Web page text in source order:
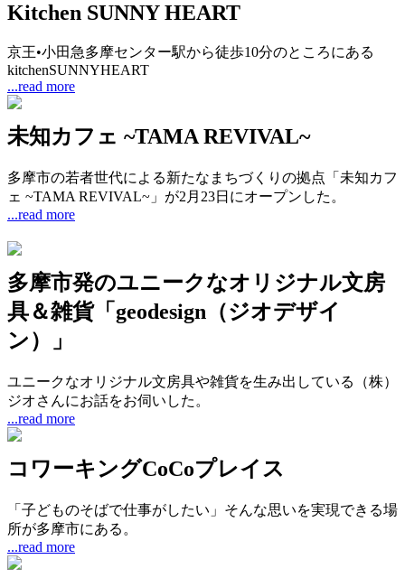
Kitchen SUNNY HEART
京王•小田急多摩センター駅から徒歩10分のところにある
kitchenSUNNYHEART
...read more
未知カフェ ~TAMA REVIVAL~
多摩市の若者世代による新たなまちづくりの拠点「未知カフ
ェ ~TAMA REVIVAL~」が2月23日にオープンした。
...read more
多摩市発のユニークなオリジナル文房
具＆雑貨「geodesign（ジオデザイ
ン）」
ユニークなオリジナル文房具や雑貨を生み出している（株）
ジオさんにお話をお伺いした。
...read more
コワーキングCoCoプレイス
「子どものそばで仕事がしたい」そんな思いを実現できる場
所が多摩市にある。
...read more